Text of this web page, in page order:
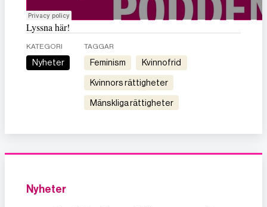
Lyssna här!
KATEGORI
Nyheter
TAGGAR
feminism kvinnofrid
kvinnors rättigheter
mänskliga rättigheter
Nyheter